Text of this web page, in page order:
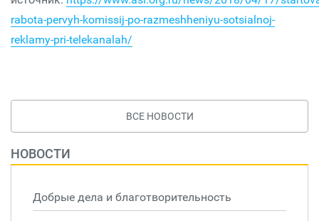
rabota-pervyh-komissij-po-razmeshheniyu-sotsialnoj-
reklamy-pri-telekanalah/
ВСЕ НОВОСТИ
НОВОСТИ
Добрые дела и благотворительность